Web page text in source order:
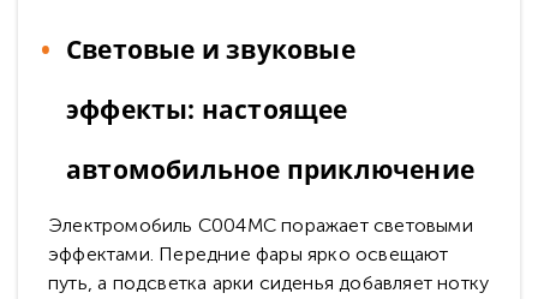
Световые и звуковые
эффекты: настоящее
автомобильное приключение
Электромобиль C004MC поражает световыми
эффектами. Передние фары ярко освещают
путь, а подсветка арки сиденья добавляет нотку